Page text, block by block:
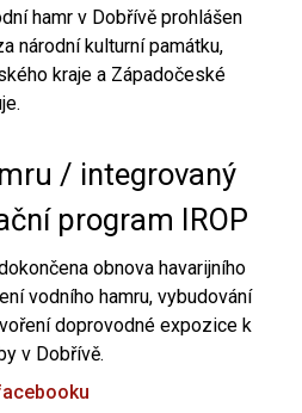
hamr v Dobřívě prohlášen
národní kulturní památku,
kraje a Západočeské
/ integrovaný
program IROP
obnova havarijního
vodního hamru, vybudování
doprovodné expozice k
v Dobřívě.